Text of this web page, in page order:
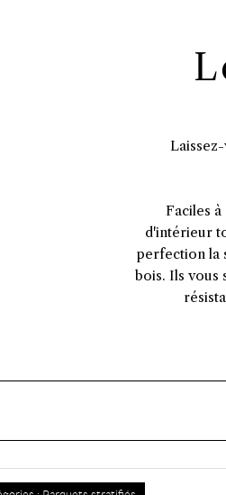
Faciles
d'intérieur
perfection la
bois. Ils vous